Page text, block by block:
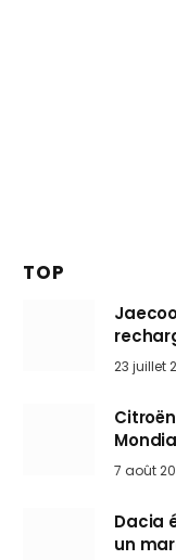
TOP
arrive
23 juillet
Mini
7 août
Dacia
un